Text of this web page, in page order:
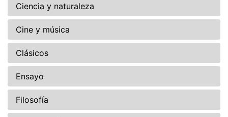
Ciencia y naturaleza
Cine y música
Clásicos
Ensayo
Filosofía